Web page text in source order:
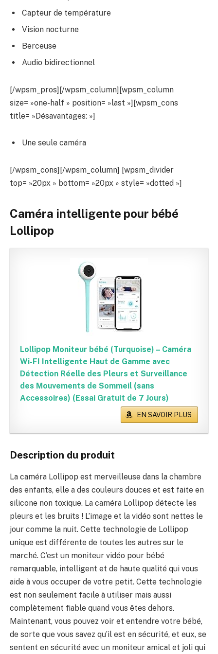
Capteur de température
Vision nocturne
Berceuse
Audio bidirectionnel
[/wpsm_pros][/wpsm_column][wpsm_column
size= »one-half » position= »last »][wpsm_cons
title= »Désavantages: »]
Une seule caméra
[/wpsm_cons][/wpsm_column] [wpsm_divider
top= »20px » bottom= »20px » style= »dotted »]
Caméra intelligente pour bébé
Lollipop
Lollipop Moniteur bébé (Turquoise) – Caméra
Wi-FI Intelligente Haut de Gamme avec
Détection Réelle des Pleurs et Surveillance
des Mouvements de Sommeil (sans
Accessoires) (Essai Gratuit de 7 Jours)
EN SAVOIR PLUS
Description du produit
La caméra Lollipop est merveilleuse dans la chambre
des enfants, elle a des couleurs douces et est faite en
silicone non toxique. La caméra Lollipop détecte les
pleurs et les bruits ! L’image et la vidéo sont nettes le
jour comme la nuit. Cette technologie de Lollipop
unique est différente de toutes les autres sur le
marché. C’est un moniteur vidéo pour bébé
remarquable, intelligent et de haute qualité qui vous
aide à vous occuper de votre petit. Cette technologie
est non seulement facile à utiliser mais aussi
complètement fiable quand vous êtes dehors.
Maintenant, vous pouvez voir et entendre votre bébé,
de sorte que vous savez qu’il est en sécurité, et eux, se
sentent en sécurité avec un moniteur amical et joli qui